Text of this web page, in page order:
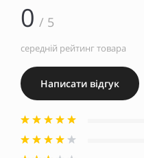
0 / 5
середній рейтинг товара
Написати відгук